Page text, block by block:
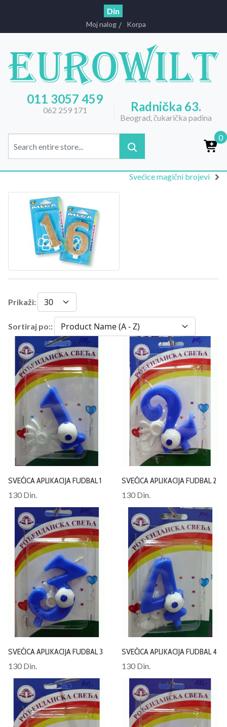
Din
Moj nalog Korpa
011 3057 459
062 259 171 Radnička 63.
Beograd, čukarička padina
0
Svećice magični brojevi
Prikaži:
Sortiraj po::
SVEĆICA APLIKACIJA FUDBAL 1
130 Din.
SVEĆICA APLIKACIJA FUDBAL 2
130 Din.
SVEĆICA APLIKACIJA FUDBAL 3
130 Din.
SVEĆICA APLIKACIJA FUDBAL 4
130 Din.